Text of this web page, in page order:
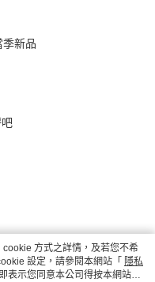
季新品
方式之詳情，及若您不希
設定，請參閱本網站「 隱私
表示您同意本公司得按本網站使